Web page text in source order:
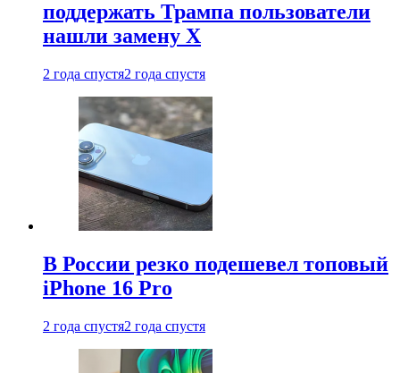
поддержать Трампа пользователи
нашли замену X
2 года спустя2 года спустя
В России резко подешевел топовый
iPhone 16 Pro
2 года спустя2 года спустя